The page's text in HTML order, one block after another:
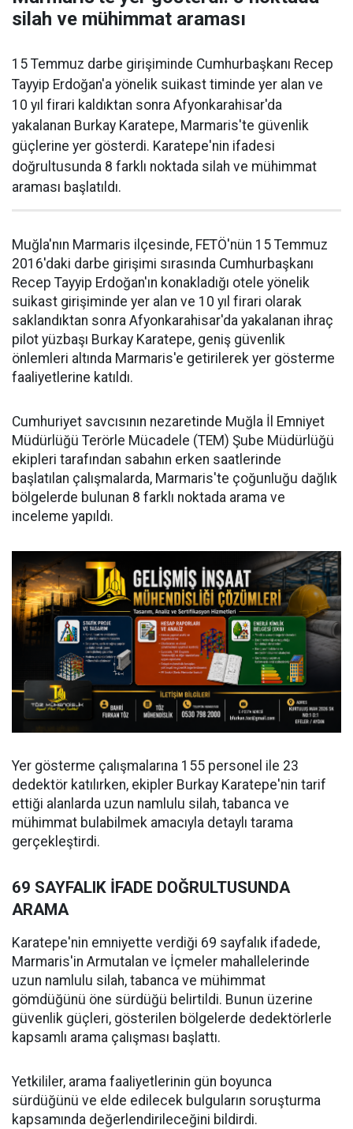
silah ve mühimmat araması
15 Temmuz darbe girişiminde Cumhurbaşkanı Recep
Tayyip Erdoğan'a yönelik suikast timinde yer alan ve
10 yıl firari kaldıktan sonra Afyonkarahisar'da
yakalanan Burkay Karatepe, Marmaris'te güvenlik
güçlerine yer gösterdi. Karatepe'nin ifadesi
doğrultusunda 8 farklı noktada silah ve mühimmat
araması başlatıldı.
Muğla'nın Marmaris ilçesinde, FETÖ'nün 15 Temmuz
2016'daki darbe girişimi sırasında Cumhurbaşkanı
Recep Tayyip Erdoğan'ın konakladığı otele yönelik
suikast girişiminde yer alan ve 10 yıl firari olarak
saklandıktan sonra Afyonkarahisar'da yakalanan ihraç
pilot yüzbaşı Burkay Karatepe, geniş güvenlik
önlemleri altında Marmaris'e getirilerek yer gösterme
faaliyetlerine katıldı.
Cumhuriyet savcısının nezaretinde Muğla İl Emniyet
Müdürlüğü Terörle Mücadele (TEM) Şube Müdürlüğü
ekipleri tarafından sabahın erken saatlerinde
başlatılan çalışmalarda, Marmaris'te çoğunluğu dağlık
bölgelerde bulunan 8 farklı noktada arama ve
inceleme yapıldı.
Yer gösterme çalışmalarına 155 personel ile 23
dedektör katılırken, ekipler Burkay Karatepe'nin tarif
ettiği alanlarda uzun namlulu silah, tabanca ve
mühimmat bulabilmek amacıyla detaylı tarama
gerçekleştirdi.
69 SAYFALIK İFADE DOĞRULTUSUNDA
ARAMA
Karatepe'nin emniyette verdiği 69 sayfalık ifadede,
Marmaris'in Armutalan ve İçmeler mahallelerinde
uzun namlulu silah, tabanca ve mühimmat
gömdüğünü öne sürdüğü belirtildi. Bunun üzerine
güvenlik güçleri, gösterilen bölgelerde dedektörlerle
kapsamlı arama çalışması başlattı.
Yetkililer, arama faaliyetlerinin gün boyunca
sürdüğünü ve elde edilecek bulguların soruşturma
kapsamında değerlendirileceğini bildirdi.